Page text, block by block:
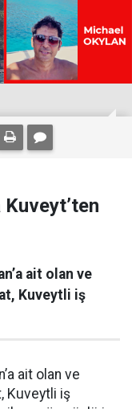
Kuveyt’ten
ait olan ve
Kuveytli iş
ait olan ve
Kuveytli iş